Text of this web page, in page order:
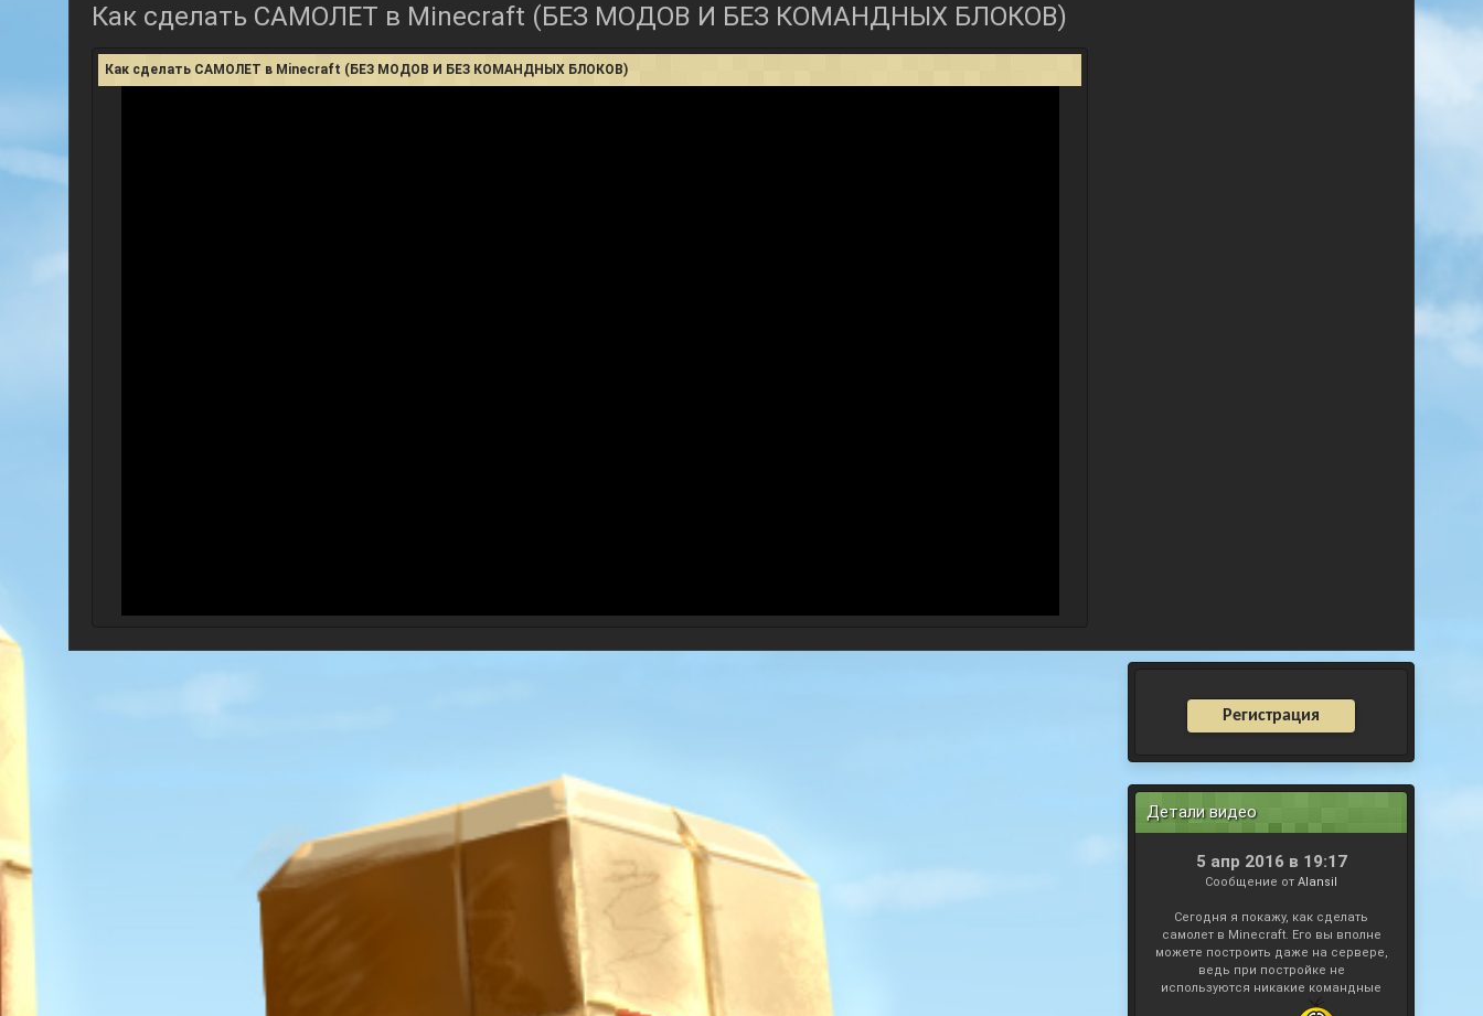
Как сделать САМОЛЕТ в Minecraft (БЕЗ МОДОВ И БЕЗ КОМАНДНЫХ БЛОКОВ)
Как сделать САМОЛЕТ в Minecraft (БЕЗ МОДОВ И БЕЗ КОМАНДНЫХ БЛОКОВ)
Регистрация
Детали видео
5 апр 2016 в 19:17
Сообщение от Alansil
Сегодня я покажу, как сделать
самолет в Minecraft. Его вы вполне
можете построить даже на сервере,
ведь при постройке не
используются никакие командные